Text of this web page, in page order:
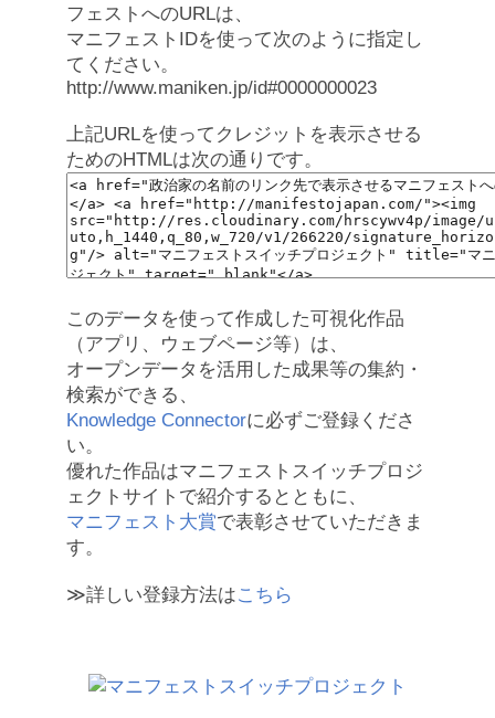
フェストへのURLは、
マニフェストIDを使って次のように指定し
てください。
http://www.maniken.jp/id#0000000023
上記URLを使ってクレジットを表示させる
ためのHTMLは次の通りです。
このデータを使って作成した可視化作品
（アプリ、ウェブページ等）は、
オープンデータを活用した成果等の集約・
検索ができる、
Knowledge Connectorに必ずご登録くださ
い。
優れた作品はマニフェストスイッチプロジ
ェクトサイトで紹介するとともに、
マニフェスト大賞で表彰させていただきま
す。
≫詳しい登録方法はこちら